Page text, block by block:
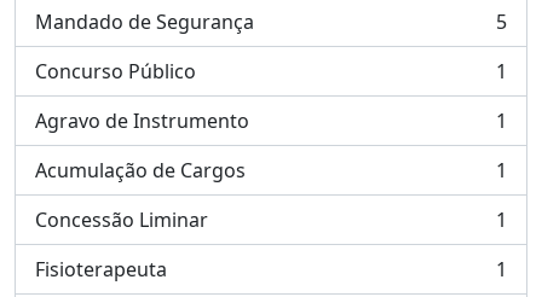
Mandado de Segurança
, 5 resultados
5
Concurso Público
, 1 resultados
1
Agravo de Instrumento
, 1 resultados
1
Acumulação de Cargos
, 1 resultados
1
Concessão Liminar
, 1 resultados
1
Fisioterapeuta
, 1 resultados
1